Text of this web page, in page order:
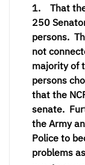
1. That
250
persons.
not
majority of
persons
that the
senate.
the Army
Police to
problems